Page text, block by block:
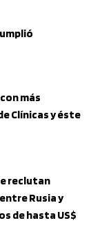
más
Clínicas y éste
reclutan
Rusia y
de hasta US$